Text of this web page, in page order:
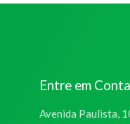
Entre em
Avenida Paulista,